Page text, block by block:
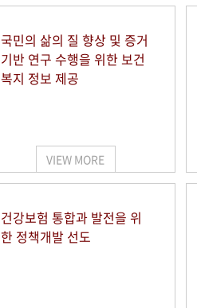
국민의 삶의 질 향상 및 증거
기반 연구 수행을 위한 보건
복지 정보 제공
VIEW MORE
건강보험 통합과 발전을 위
한 정책개발 선도